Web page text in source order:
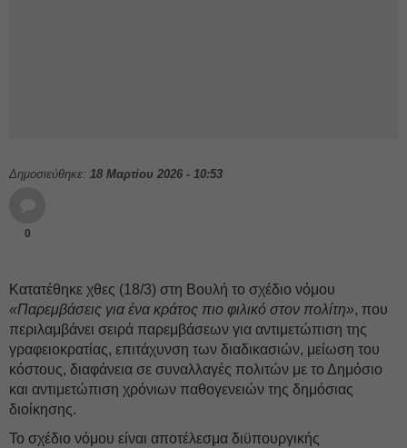
Δημοσιεύθηκε: 18 Μαρτίου 2026 - 10:53
0
Κατατέθηκε χθες (18/3) στη Βουλή το σχέδιο νόμου
«Παρεμβάσεις για ένα κράτος πιο φιλικό στον πολίτη», που
περιλαμβάνει σειρά παρεμβάσεων για αντιμετώπιση της
γραφειοκρατίας, επιτάχυνση των διαδικασιών, μείωση του
κόστους, διαφάνεια σε συναλλαγές πολιτών με το Δημόσιο
και αντιμετώπιση χρόνιων παθογενειών της δημόσιας
διοίκησης.
Το σχέδιο νόμου είναι αποτέλεσμα διϋπουργικής